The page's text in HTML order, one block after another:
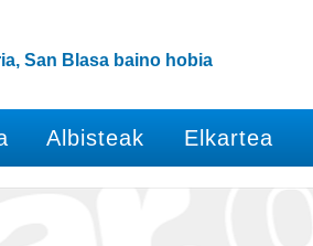
San Blasa baino hobia
Albisteak Elkartea